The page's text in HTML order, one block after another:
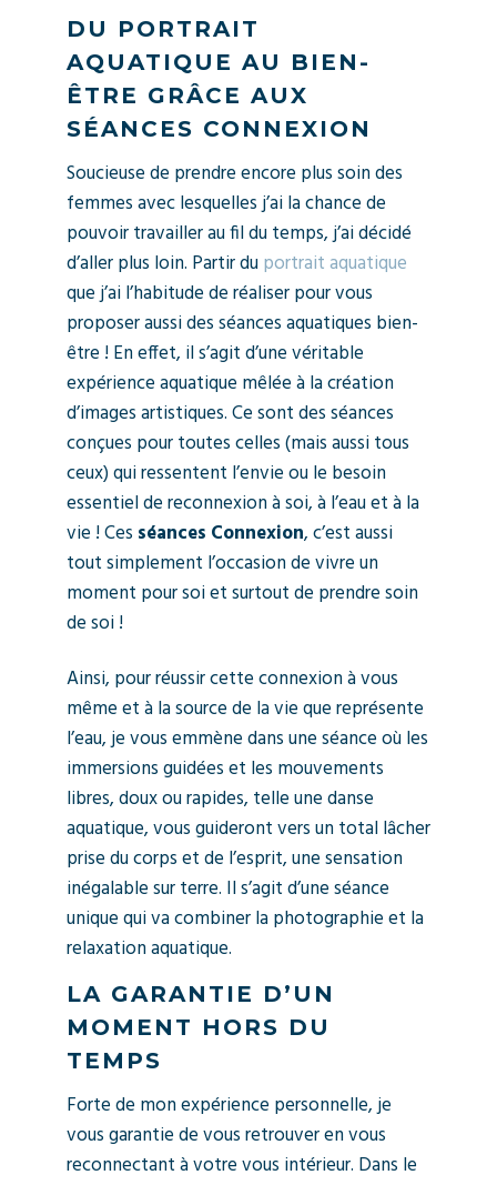
DU PORTRAIT
AQUATIQUE AU BIEN-
ÊTRE GRÂCE AUX
SÉANCES CONNEXION
Soucieuse de prendre encore plus soin des
femmes avec lesquelles j’ai la chance de
pouvoir travailler au fil du temps, j’ai décidé
d’aller plus loin. Partir duportrait aquatique
que j’ai l’habitude de réaliser pour vous
proposer aussi des séances aquatiques bien-
être ! En effet, il s’agit d’une véritable
expérience aquatique mêlée à la création
d’images artistiques. Ce sont des séances
conçues pour toutes celles (mais aussi tous
ceux) qui ressentent l’envie ou le besoin
essentiel de reconnexion à soi, à l’eau et à la
vie ! Ces séances Connexion, c’est aussi
tout simplement l’occasion de vivre un
moment pour soi et surtout de prendre soin
de soi !
Ainsi, pour réussir cette connexion à vous
même et à la source de la vie que représente
l’eau, je vous emmène dans une séance où les
immersions guidées et les mouvements
libres, doux ou rapides, telle une danse
aquatique, vous guideront vers un total lâcher
prise du corps et de l’esprit, une sensation
inégalable sur terre. Il s’agit d’une séance
unique qui va combiner la photographie et la
relaxation aquatique.
LA GARANTIE D’UN
MOMENT HORS DU
TEMPS
Forte de mon expérience personnelle, je
vous garantie de vous retrouver en vous
reconnectant à votre vous intérieur. Dans le